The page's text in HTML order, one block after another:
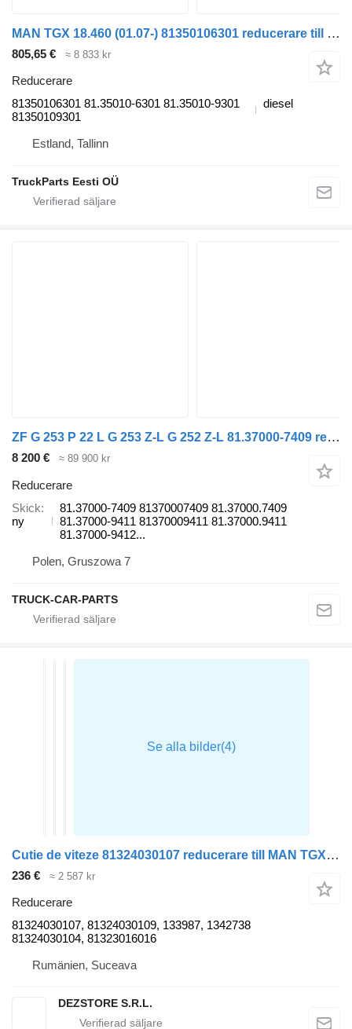
MAN TGX 18.460 (01.07-) 81350106301 reducerare till MAN TGL, TGM, TGS, TGX (2005-2021) dragbil
805,65 € ≈ 8 833 kr
Reducerare
81350106301 81.35010-6301 81.35010-9301
81350109301
diesel
Estland, Tallinn
TruckParts Eesti OÜ
ZF G 253 P 22 L G 253 Z-L G 252 Z-L 81.37000-7409 reducerare till MAN TGA TGS TGM TGL dragbil
8 200 € ≈ 89 900 kr
Reducerare
Skick
ny
81.37000-7409 81370007409 81.37000.7409
81.37000-9411 81370009411 81.37000.9411
81.37000-9412...
Polen, Gruszowa 7
TRUCK-CAR-PARTS
Cutie de viteze 81324030107 reducerare till MAN TGX dragbil
236 € ≈ 2 587 kr
Reducerare
81324030107, 81324030109, 133987, 1342738
81324030104, 81323016016
Rumänien, Suceava
DEZSTORE S.R.L.